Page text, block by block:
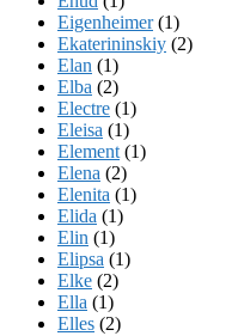
Eigenheimer(1)
Ekaterininskiy (2)
Elan (1)
Elba (2)
Electre (1)
Eleisa (1)
Element (1)
Elena (2)
Elenita (1)
Elida (1)
Elin (1)
Elipsa (1)
Elke (2)
Ella (1)
Elles (2)